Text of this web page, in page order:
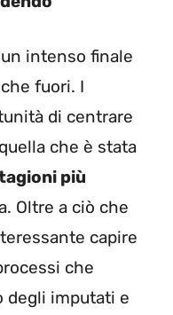
intenso finale
fuori. I
di centrare
che è stata
più
Oltre a ciò che
capire
che
degli imputati e